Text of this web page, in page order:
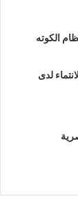
الكوته
لدى